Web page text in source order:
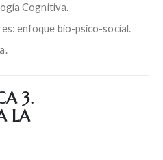
Cognitiva.
enfoque bio-psico-social.
3.
LA